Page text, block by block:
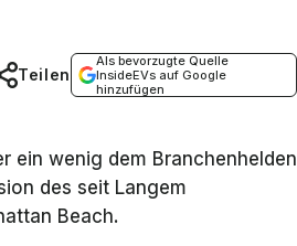
Als bevorzugte Quelle
InsideEVs auf Google
hinzufügen
Teilen
ein wenig dem Branchenhelden
des seit Langem
Beach.